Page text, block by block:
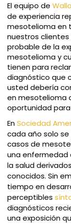
El equipo de
de experiencia
mesotelioma en
nuestros
probable de la
mesotelioma y
tienen para
diagnóstico que
usted debería
en mesotelioma
oportunidad
EnSociedad
cada año solo se
casos de
una enfermedad
la salud
conocidos. Sin
tiempo en
perceptibles
diagnósticos
una exposición